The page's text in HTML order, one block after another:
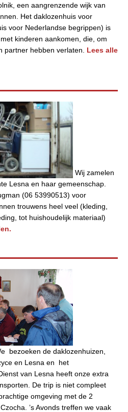
een aangrenzende wijk van
Het daklozenhuis voor
voor Nederlandse begrippen) is
kinderen aankomen, die, om
partner hebben verlaten. Lees alle
Wij zamelen
Lesna en haar gemeenschap.
(06 53990513) voor
trouwens heel veel (kleding,
tot huishoudelijk materiaal)
bezoeken de daklozenhuizen,
en Lesna en het
van Lesna heeft onze extra
De trip is niet compleet
omgeving met de 2
’s Avonds treffen we vaak